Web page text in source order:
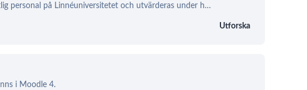
personal på Linnéuniversitetet och utvärderas under h…
Utforska
i Moodle 4.